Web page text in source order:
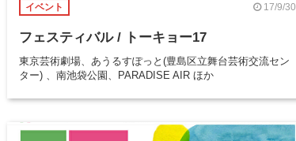
イベント 17/9/30
フェスティバル / トーキョー17
東京芸術劇場、あうるすぽっと(豊島区立舞台芸術交流セン
ター) 、南池袋公園、PARADISE AIR ほか